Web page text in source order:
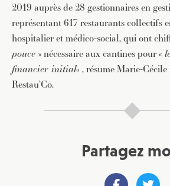
2019 auprès de 28 gestionnaires en
représentant 617 restaurants collectifs
hospitalier et médico-social, qui ont
pouce » nécessaire aux cantines pour «
financier initial« , résume Marie-
Restau’Co.
Partagez